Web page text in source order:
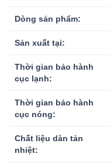
Dòng sản phẩm:
Sản xuất tại:
Thời gian bảo hành
cục lạnh:
Thời gian bảo hành
cục nóng:
Chất liệu dàn tản
nhiệt: